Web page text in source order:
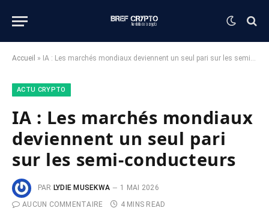
Accueil » IA : Les marchés mondiaux deviennent un seul pari sur les semi-conducteurs
ACTU CRYPTO
IA : Les marchés mondiaux
deviennent un seul pari
sur les semi-conducteurs
PAR LYDIE MUSEKWA
1 MAI 2026
AUCUN COMMENTAIRE
4 MINS READ